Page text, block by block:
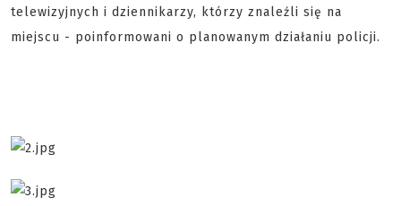
telewizyjnych i dziennikarzy, którzy znaleźli się na
miejscu - poinformowani o planowanym działaniu policji.